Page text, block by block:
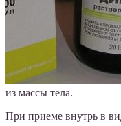
из массы тела.
При приеме внутрь в